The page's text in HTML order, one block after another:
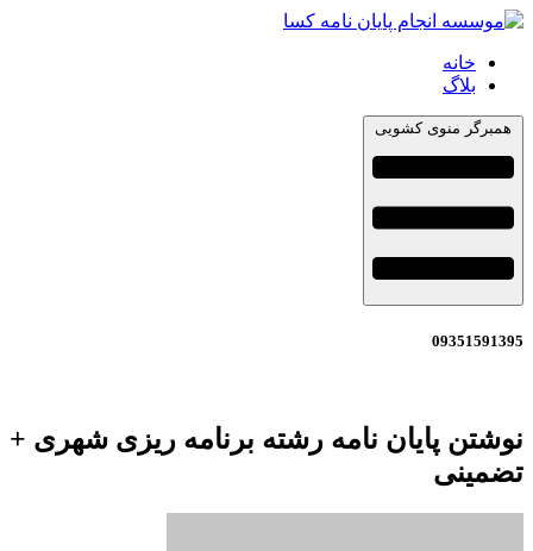
خانه
بلاگ
همبرگر منوی کشویی
09351591395
نوشتن پایان نامه رشته برنامه ریزی شهری +
تضمینی